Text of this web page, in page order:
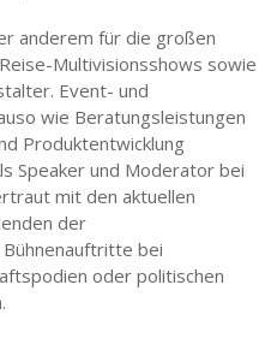
anderem für die großen
Multivisionsshows sowie
Event- und
wie Beratungsleistungen
Produktentwicklung
Speaker und Moderator bei
mit den aktuellen
der
bei
oder politischen